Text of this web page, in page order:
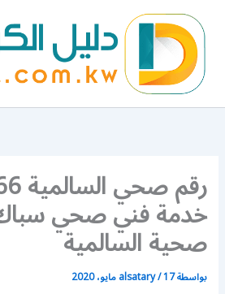
المحتوى
خدمة فني صحي
صحية السالمية
بواسطة alsatary/17 مايو، 2020